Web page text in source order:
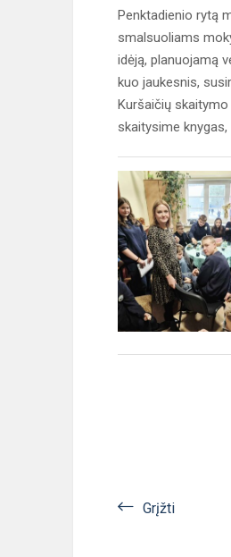
Penktadienio rytą
smalsuoliams
idėją, planuojamą
kuo jaukesnis,
Kuršaičių
skaitysime
Grįžti